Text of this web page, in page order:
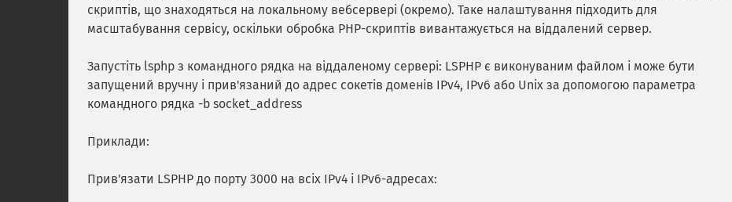
скриптів, що знаходяться на локальному вебсервері (окремо). Таке налаштування підходить для
масштабування сервісу, оскільки обробка PHP-скриптів вивантажується на віддалений сервер.
Запустіть lsphp з командного рядка на віддаленому сервері: LSPHP є виконуваним файлом і може бути
запущений вручну і прив'язаний до адрес сокетів доменів IPv4, IPv6 або Unix за допомогою параметра
командного рядка -b socket_address
Приклади:
Прив'язати LSPHP до порту 3000 на всіх IPv4 і IPv6-адресах: